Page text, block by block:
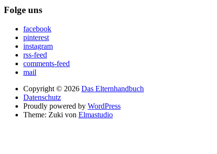
Folge uns
facebook
pinterest
instagram
rss-feed
comments-feed
mail
Copyright © 2026 Das Elternhandbuch
Datenschutz
Proudly powered by WordPress
Theme: Zuki von Elmastudio